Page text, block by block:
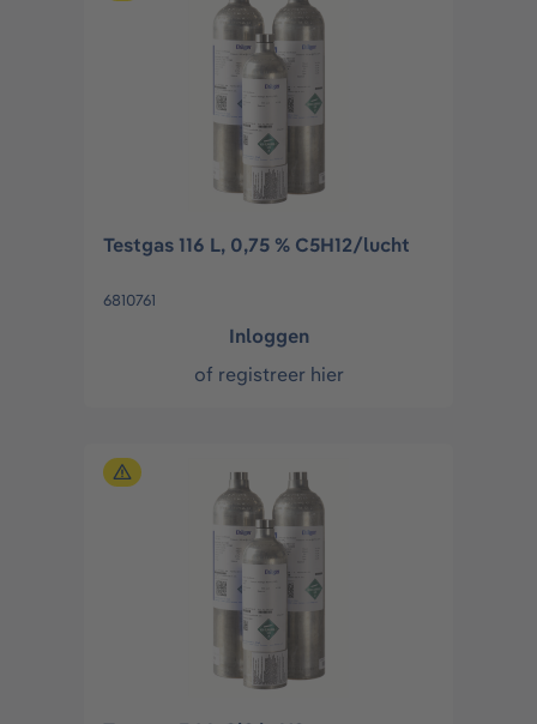
Testgas 116 L, 0,75 % C5H12/lucht
6810761
Inloggen
of registreer hier